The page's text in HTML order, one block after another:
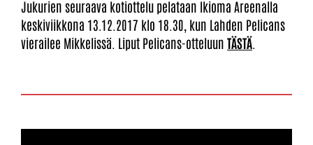
Jukurien seuraava kotiottelu pelataan Ikioma Areenalla
keskiviikkona 13.12.2017 klo 18.30, kun Lahden Pelicans
vierailee Mikkelissä. Liput Pelicans-otteluun TÄSTÄ